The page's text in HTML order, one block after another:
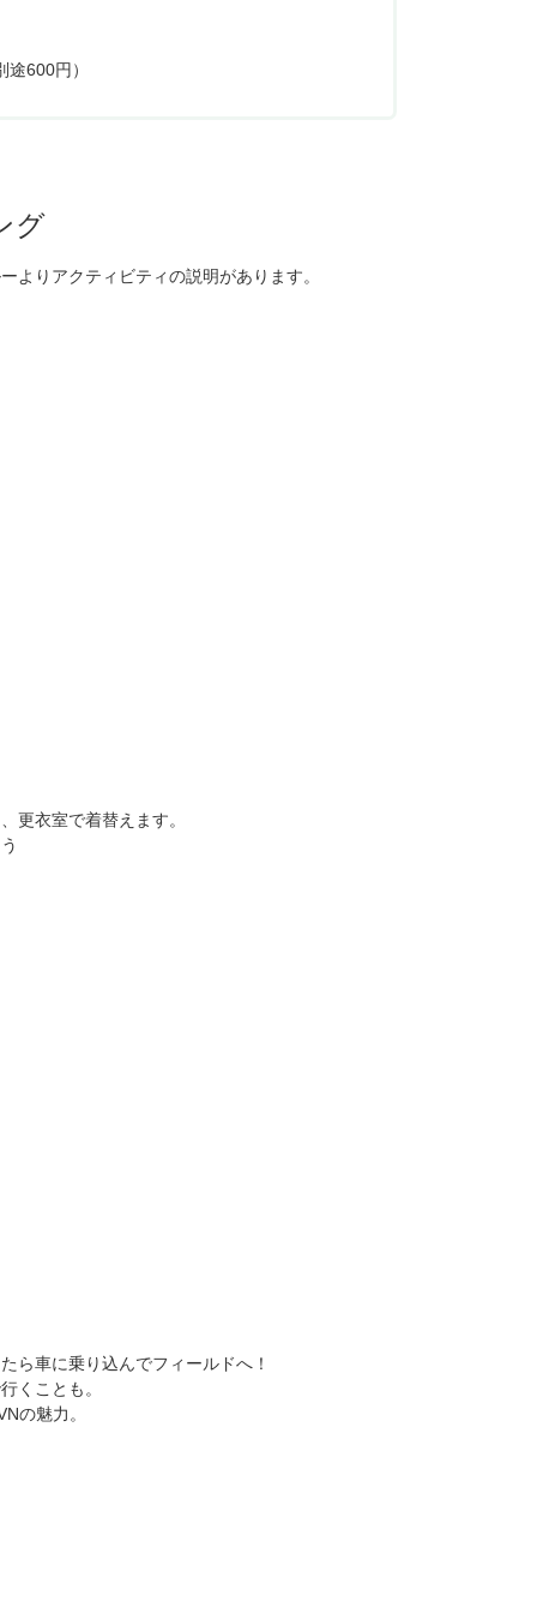
途600円）
グ
よりアクティビティの説明があります。
更衣室で着替えます。
ら車に乗り込んでフィールドへ！
くことも。
の魅力。